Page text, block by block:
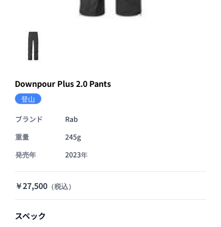
Downpour Plus 2.0 Pants
登山
ブランド
Rab
重量
245g
発売年
2023年
￥27,500 （税込）
スペック